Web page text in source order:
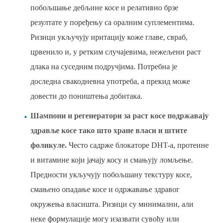
побољшање дебљине косе и релативно брзе
резултате у поређењу са оралним суплементима.
Ризици укључују иритацију коже главе, свраб,
црвенило и, у ретким случајевима, нежељени раст
длака на суседним подручјима. Потребна је
доследна свакодневна употреба, а прекид може
довести до поништења добитака.
Шампони и регенератори за раст косе подржавају
здравље косе тако што хране власи и штите
фоликуле. Често садрже блокаторе DHT-а, протеине
и витамине који јачају косу и смањују ломљење.
Предности укључују побољшану текстуру косе,
смањено опадање косе и одржавање здравог
окружења власишта. Ризици су минимални, али
неке формулације могу изазвати сувоћу или